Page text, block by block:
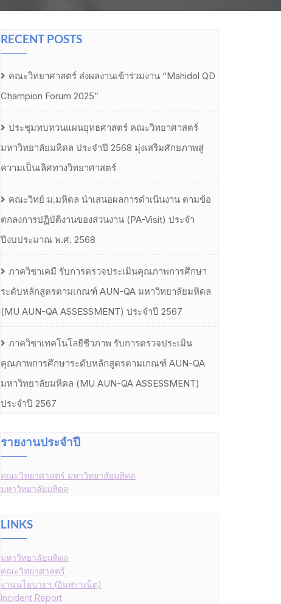
RECENT POSTS
คณะวิทยาศาสตร์ ส่งผลงานเข้าร่วมงาน “Mahidol QD
Champion Forum 2025”
ประชุมทบทวนแผนยุทธศาสตร์ คณะวิทยาศาสตร์
มหาวิทยาลัยมหิดล ประจำปี 2568 มุ่งเสริมศักยภาพสู่
ความเป็นเลิศทางวิทยาศาสตร์
คณะวิทย์ ม.มหิดล นำเสนอผลการดำเนินงาน ตามข้อ
ตกลงการปฏิบัติงานของส่วนงาน (PA-Visit) ประจำ
ปีงบประมาณ พ.ศ. 2568
ภาควิชาเคมี รับการตรวจประเมินคุณภาพการศึกษา
ระดับหลักสูตรตามเกณฑ์ AUN-QA มหาวิทยาลัยมหิดล
(MU AUN-QA ASSESSMENT) ประจำปี 2567
ภาควิชาเทคโนโลยีชีวภาพ รับการตรวจประเมิน
คุณภาพการศึกษาระดับหลักสูตรตามเกณฑ์ AUN-QA
มหาวิทยาลัยมหิดล (MU AUN-QA ASSESSMENT)
ประจำปี 2567
รายงานประจำปี
คณะวิทยาศาสตร์ มหาวิทยาลัยมหิดล
มหาวิทยาลัยมหิดล
LINKS
มหาวิทยาลัยมหิดล
คณะวิทยาศาสตร์
งานนโยบายฯ (อินทราเน็ต)
Incident Report